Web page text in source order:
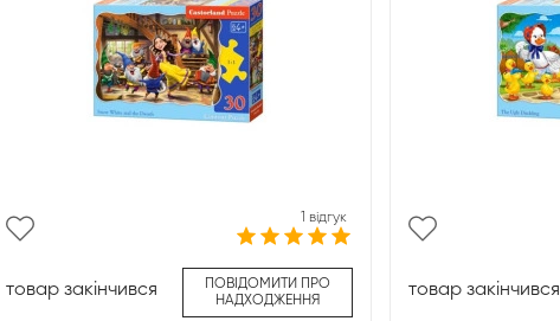
1 відгук
товар закінчився
ПОВІДОМИТИ ПРО
НАДХОДЖЕННЯ
товар закінчився